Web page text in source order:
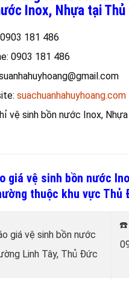
Inox, Nhựa tại
181 486
0903 181 486
suachuanhahuyhoang.com
vệ sinh bồn nước Inox, Nhựa
giá vệ sinh bồn nước
thuộc khu vực Thủ
giá vệ sinh bồn nước
Linh Tây, Thủ Đức
☎️